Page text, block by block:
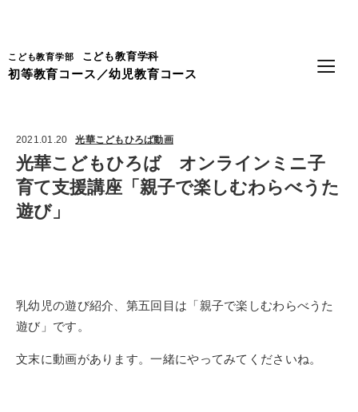
こども教育学部 こども教育学科
初等教育コース／幼児教育コース
2021.01.20 光華こどもひろば動画
光華こどもひろば オンラインミニ子
育て支援講座「親子で楽しむわらべうた
遊び」
乳幼児の遊び紹介、第五回目は「親子で楽しむわらべうた
遊び」です。
文末に動画があります。一緒にやってみてくださいね。